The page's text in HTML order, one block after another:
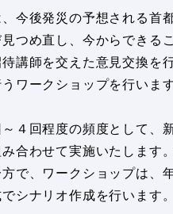
今後発災の予想される首
つめ直し、今からできる
講師を交えた意見交換を
ワークショップを行います
４回程度の頻度として、
合わせて実施いたします
で、ワークショップは、
シナリオ作成を行います。